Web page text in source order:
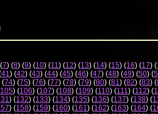
7) (8) (9) (10) (11) (12) (13) (14) (15) (16) (17) (
41) (42) (43) (44) (45) (46) (47) (48) (49) (50) (
(74) (75) (76) (77) (78) (79) (80) (81) (82) (83) (
105) (106) (107) (108) (109) (110) (111) (112) (
) (132) (133) (134) (135) (136) (137) (138) (
) (158) (159) (160) (161) (162) (163) (164) (